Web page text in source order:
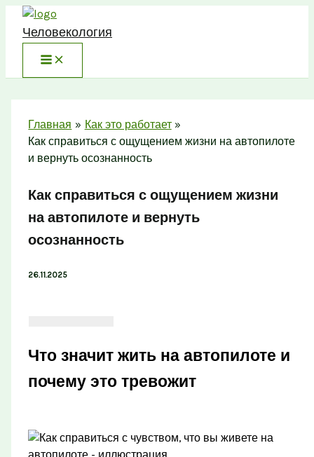
Перейти
содержимому
Человекология
Главная
Как это работает
Как справиться с ощущением жизни на автопилоте
и вернуть осознанность
Как справиться с ощущением жизни
на автопилоте и вернуть
осознанность
26.11.2025
Что значит жить на автопилоте и
почему это тревожит